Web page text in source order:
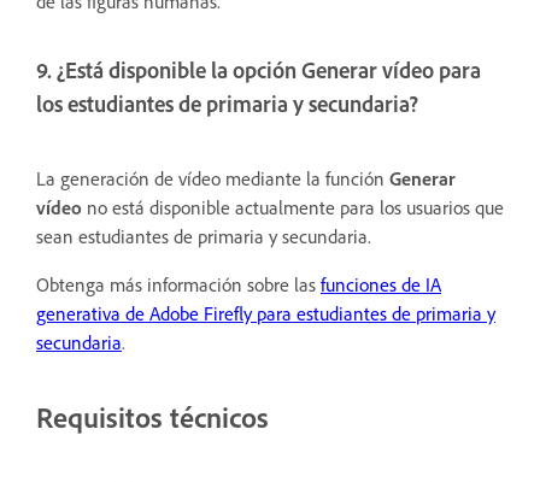
9. ¿Está disponible la opción Generar vídeo para
los estudiantes de primaria y secundaria?
La generación de vídeo mediante la función Generar
vídeo no está disponible actualmente para los usuarios que
sean estudiantes de primaria y secundaria.
Obtenga más información sobre las funciones de IA
generativa de Adobe Firefly para estudiantes de primaria y
secundaria.
Requisitos técnicos